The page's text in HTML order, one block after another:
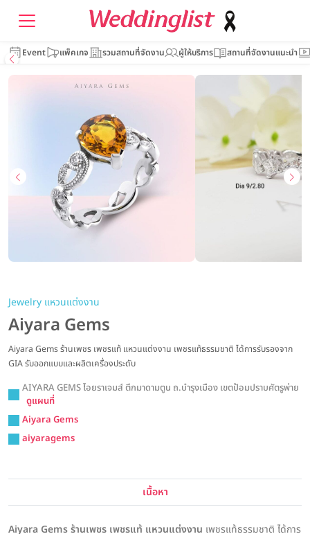
Event แพ็คเกจ รวมสถานที่จัดงาน ผู้ให้บริการ สถานที่จัดงานแนะนำ
Jewelry แหวนแต่งงาน
Aiyara Gems
Aiyara Gems ร้านเพชร เพชรแท้ แหวนแต่งงาน เพชรแท้ธรรมชาติ ได้การรับรองจาก
GIA รับออกแบบและผลิตเครื่องประดับ
AIYARA GEMS ไอยราเจมส์ ตึกมาดามตูน ถ.บำรุงเมือง เขตป้อมปราบศัตรูพ่าย
ดูแผนที่
Aiyara Gems
aiyaragems
เนื้อหา
Aiyara Gems ร้านเพชร เพชรแท้ แหวนแต่งงาน เพชรแท้ธรรมชาติ ได้การ